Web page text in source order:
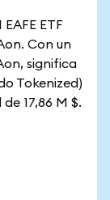
ETF
Con un
significa
Tokenized)
17,86 M $.